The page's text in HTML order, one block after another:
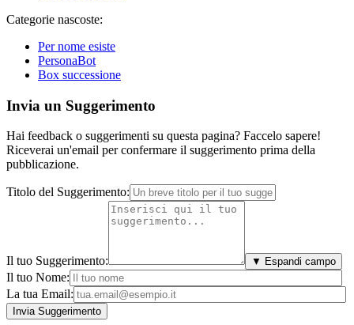
Categorie nascoste:
Per nome esiste
PersonaBot
Box successione
Invia un Suggerimento
Hai feedback o suggerimenti su questa pagina? Faccelo sapere!
Riceverai un'email per confermare il suggerimento prima della
pubblicazione.
Titolo del Suggerimento:
Il tuo Suggerimento: ▼ Espandi campo
Il tuo Nome:
La tua Email: